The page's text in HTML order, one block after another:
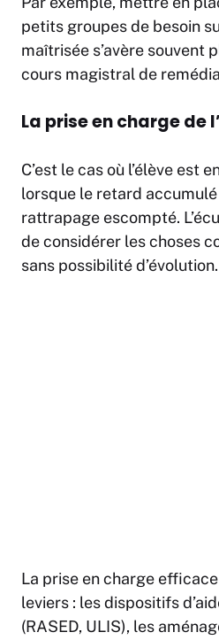
petits groupes de besoin
maîtrisée s’avère souvent
cours magistral de
La prise en charge de
C’est le cas où l’élève est
lorsque le retard accumulé
rattrapage escompté.
de considérer les choses
sans possibilité d’évolution.
La prise en charge
leviers : les dispositifs
(RASED, ULIS), les